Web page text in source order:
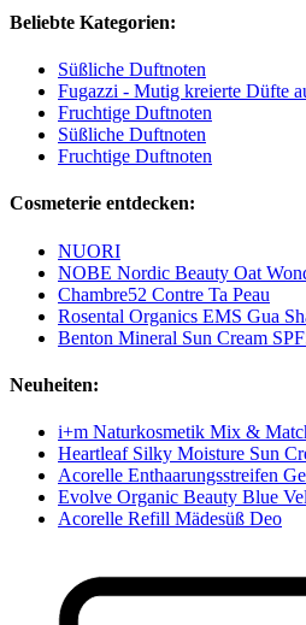
Beliebte Kategorien:
Süßliche Duftnoten
Fugazzi - Mutig kreierte Düfte
Fruchtige Duftnoten
Süßliche Duftnoten
Fruchtige Duftnoten
Cosmeterie entdecken:
NUORI
NOBE Nordic Beauty Oat
Chambre52 Contre Ta Peau
Rosental Organics EMS Gua
Benton Mineral Sun Cream
Neuheiten:
i+m Naturkosmetik Mix &
Heartleaf Silky Moisture Sun
Acorelle Enthaarungsstreifen
Evolve Organic Beauty Blue
Acorelle Refill Mädesüß Deo